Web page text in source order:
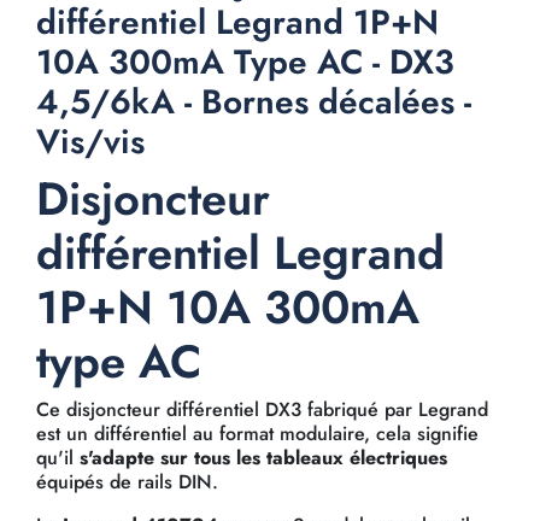
différentiel Legrand 1P+N
10A 300mA Type AC - DX3
4,5/6kA - Bornes décalées -
Vis/vis
Disjoncteur
différentiel Legrand
1P+N 10A 300mA
type AC
Ce disjoncteur différentiel DX3 fabriqué par Legrand
est un différentiel au format modulaire, cela signifie
qu'il s'adapte sur tous les tableaux électriques
équipés de rails DIN.